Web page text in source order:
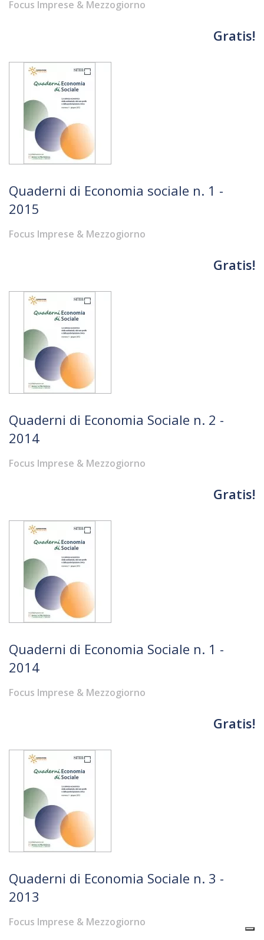
Focus Imprese & Mezzogiorno
Gratis!
Quaderni di Economia sociale n. 1 -
2015
Focus Imprese & Mezzogiorno
Gratis!
Quaderni di Economia Sociale n. 2 -
2014
Focus Imprese & Mezzogiorno
Gratis!
Quaderni di Economia Sociale n. 1 -
2014
Focus Imprese & Mezzogiorno
Gratis!
Quaderni di Economia Sociale n. 3 -
2013
Focus Imprese & Mezzogiorno